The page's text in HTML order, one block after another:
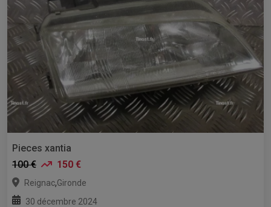
Pieces xantia
100 €
150 €
Reignac,Gironde
30 décembre 2024